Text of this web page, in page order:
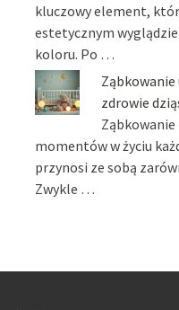
kluczowy element,
estetycznym
koloru. Po …
zdrowie
momentów w życiu
przynosi ze sobą
Zwykle …